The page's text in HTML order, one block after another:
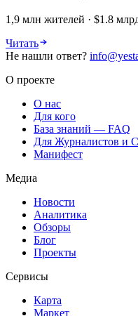
1,9 млн жителей · $1.8
Читать
Не нашли ответ?
О проекте
О нас
Для кого
База знаний — FAQ
Для Журналистов и
Манифест
Медиа
Новости
Аналитика
Обзоры
Блог
Проекты
Сервисы
Карта
Маркет